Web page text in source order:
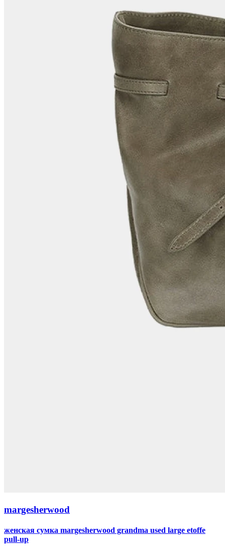
margesherwood
женская сумка margesherwood grandma used large etoffe
pull-up